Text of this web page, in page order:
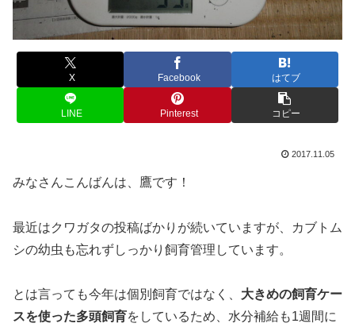
X Facebook はてブ
LINE Pinterest コピー
2017.11.05
みなさんこんばんは、鷹です！
最近はクワガタの投稿ばかりが続いていますが、カブトム
シの幼虫も忘れずしっかり飼育管理しています。
とは言っても今年は個別飼育ではなく、 大きめの飼育ケー
スを使った多頭飼育をしているため、水分補給も1週間に